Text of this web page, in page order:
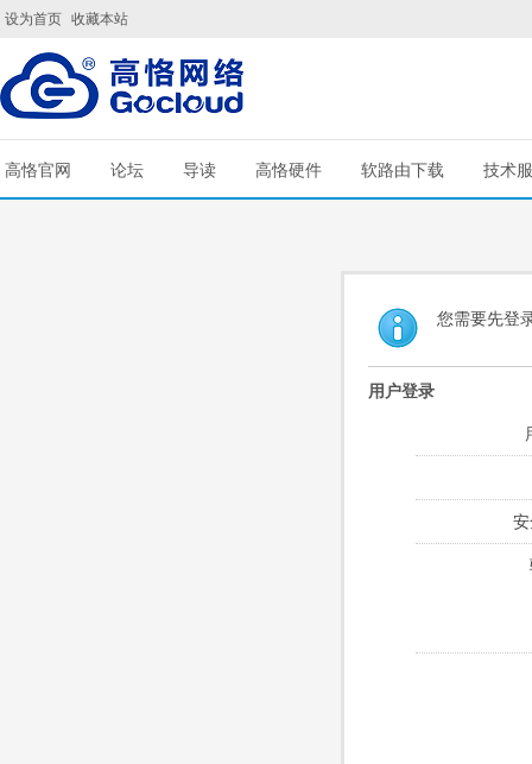
设为首页 收藏本站
高恪官网 论坛 导读 高恪硬件 软路由下载 技术
您需要先登
用户登录